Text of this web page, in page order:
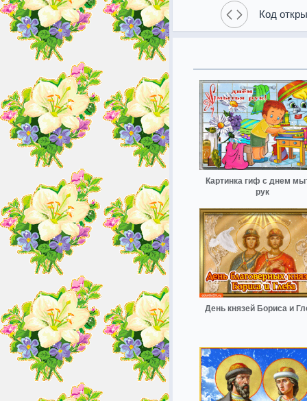
Код
Картинка гиф с днем
рук
День князей Бориса и